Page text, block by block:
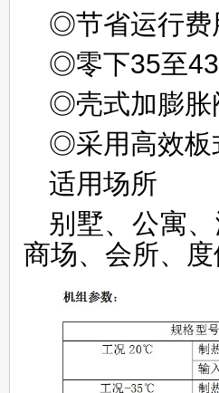
◎节省运行费
◎零下35至
◎壳式加膨胀
◎采用高效板
适用场所
别墅、公寓
商场、会所、